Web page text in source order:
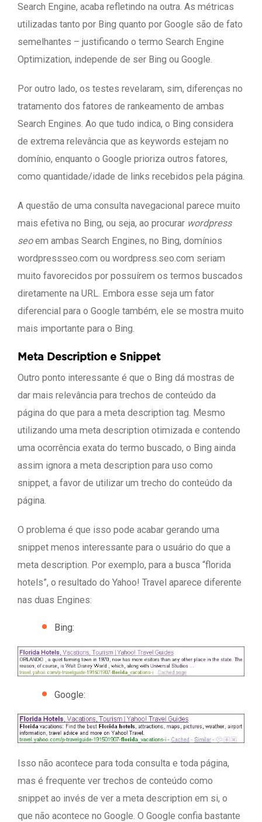
Search Engine, acaba refletindo na outra. As métricas
utilizadas tanto por Bing quanto por Google são de fato
semelhantes – justificando o termo Search Engine
Optimization, independe de ser Bing ou Google.
Por outro lado, os testes revelaram, sim, diferenças no
tratamento dos fatores de rankeamento de ambas
Search Engines. Ao que tudo indica, o Bing considera
de extrema relevância que as keywords estejam no
domínio, enquanto o Google prioriza outros fatores,
como quantidade/idade de links recebidos pela página.
A questão de uma consulta navegacional parece muito
mais efetiva no Bing, ou seja, ao procurar wordpress
seoem ambas Search Engines, no Bing, domínios
wordpressseo.com ou wordpress.seo.com seriam
muito favorecidos por possuírem os termos buscados
diretamente na URL. Embora esse seja um fator
diferencial para o Google também, ele se mostra muito
mais importante para o Bing.
Meta Description e Snippet
Outro ponto interessante é que o Bing dá mostras de
dar mais relevância para trechos de conteúdo da
página do que para a meta description tag. Mesmo
utilizando uma meta description otimizada e contendo
uma ocorrência exata do termo buscado, o Bing ainda
assim ignora a meta description para uso como
snippet, a favor de utilizar um trecho do conteúdo da
página.
O problema é que isso pode acabar gerando uma
snippet menos interessante para o usuário do que a
meta description. Por exemplo, para a busca “florida
hotels”, o resultado do Yahoo! Travel aparece diferente
nas duas Engines:
Bing:
Google:
Isso não acontece para toda consulta e toda página,
mas é frequente ver trechos de conteúdo como
snippet ao invés de ver a meta description em si, o
que não acontece no Google. O Google confia bastante